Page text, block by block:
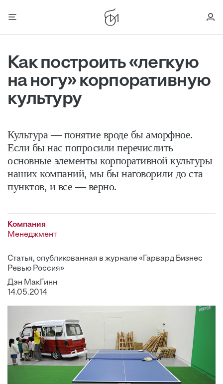
Как построить «легкую
на ногу» корпоративную
культуру
Культура — понятие вроде бы аморфное.
Если бы нас попросили перечислить
основные элементы корпоративной культуры
наших компаний, мы бы наговорили до ста
пунктов, и все — верно.
Компания
Менеджмент
Статья, опубликованная в журнале «Гарвард Бизнес
Ревью Россия»
Дэн МакГинн
14.05.2014